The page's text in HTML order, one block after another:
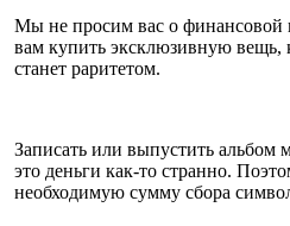
Мы не просим вас о
вам купить эксклюзивную вещь,
станет раритетом.
Записать или выпустить
это деньги как-то странно.
необходимую сумму сбора